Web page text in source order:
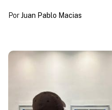
PorJuan Pablo Macias